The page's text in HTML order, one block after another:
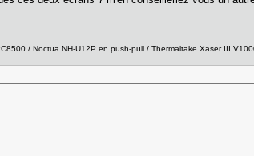
/ Noctua NH-U12P en push-pull / Thermaltake Xaser III